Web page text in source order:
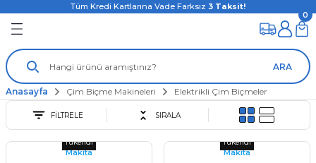
Tüm Kredi Kartlarına Vade Farksız 3 Taksit!
ARA
0
Anasayfa Çim Biçme Makineleri Elektrikli Çim Biçmeler
FİLTRELE SIRALA
Tükendi
Makita
Tükendi
Makita